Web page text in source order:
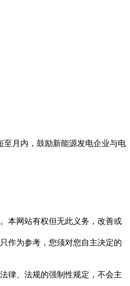
月内，鼓励新能源发电企业与电
本网站有权但无此义务，改善或
作为参考，您须对您自主决定的
律、法规的强制性规定，不会主